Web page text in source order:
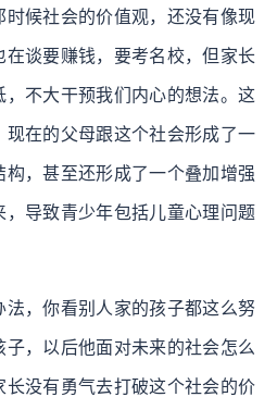
时候社会的价值观，还没有像现
谈要赚钱，要考名校，但家长
，不大干预我们内心的想法。这
现在的父母跟这个社会形成了一
，甚至还形成了一个叠加增强
导致青少年包括儿童心理问题
法，你看别人家的孩子都这么努
，以后他面对未来的社会怎么
长没有勇气去打破这个社会的价